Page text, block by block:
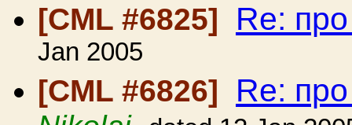
[CML #6825] Re:
Jan 2005
[CML #6826]
Re: